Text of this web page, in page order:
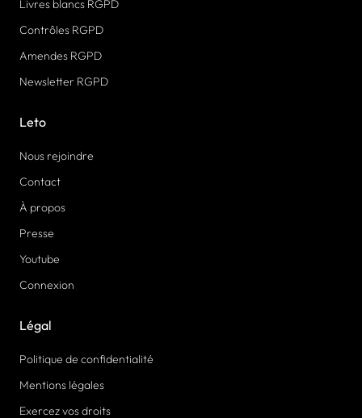
Livres blancs RGPD
Contrôles RGPD
Amendes RGPD
Newsletter RGPD
Leto
Nous rejoindre
Contact
À propos
Presse
Youtube
Connexion
Légal
Politique de confidentialité
Mentions légales
Exercez vos droits